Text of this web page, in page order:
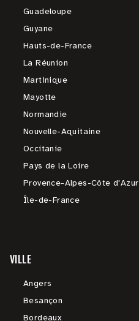
Guadeloupe
Guyane
Hauts-de-France
La Réunion
Martinique
Mayotte
Normandie
Nouvelle-Aquitaine
Occitanie
Pays de la Loire
Provence-Alpes-Côte d'Azur
Île-de-France
VILLE
Angers
Besançon
Bordeaux